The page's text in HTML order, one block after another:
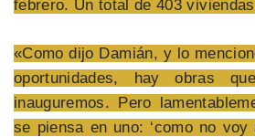
febrero. Un total de 403
«Como dijo Damián, y lo
oportunidades, hay obras
inauguremos. Pero
se piensa en uno: ‘como no